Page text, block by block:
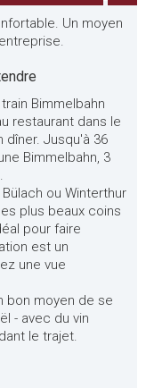
Un moyen
Bimmelbahn
restaurant dans le
dîner. Jusqu'à 36
Bimmelbahn, 3
ou Winterthur
plus beaux coins
pour faire
est un
une vue
bon moyen de se
- avec du vin
le trajet.